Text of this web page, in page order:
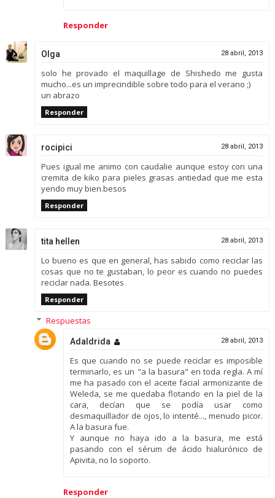
Responder
Olga 28 abril, 2013
solo he provado el maquillage de Shishedo me gusta
mucho...es un imprecindible sobre todo para el verano ;)
un abrazo
Responder
rocipici 28 abril, 2013
Pues igual me animo con caudalie aunque estoy con una
cremita de kiko para pieles grasas antiedad que me esta
yendo muy bien.besos
Responder
tita hellen 28 abril, 2013
Lo bueno es que en general, has sabido como reciclar las
cosas que no te gustaban, lo peor es cuando no puedes
reciclar nada. Besotes
Responder
Respuestas
Adaldrida 28 abril, 2013
Es que cuando no se puede reciclar es imposible
terminarlo, es un "a la basura" en toda regla. A mí
me ha pasado con el aceite facial armonizante de
Weleda, se me quedaba flotando en la piel de la
cara, decían que se podía usar como
desmaquillador de ojos, lo intenté..., menudo picor.
A la basura fue.
Y aunque no haya ido a la basura, me está
pasando con el sérum de ácido hialurónico de
Apivita, no lo soporto.
Responder